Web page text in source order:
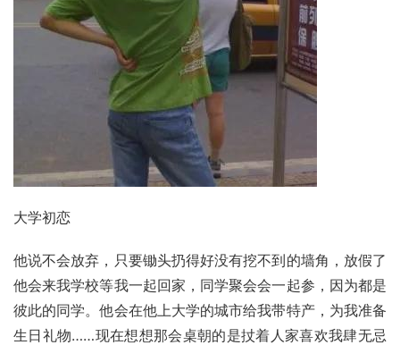
大学初恋
他说不会放弃，只要锄头扔得好没有挖不到的墙角，放假了
他会来我学校等我一起回家，同学聚会会一起参，因为都是
彼此的同学。他会在他上大学的城市给我带特产，为我准备
生日礼物……现在想想那会桌朝的是扙着人家喜欢我肆无忌